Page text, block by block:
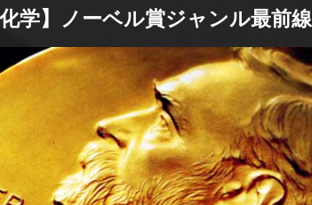
学】ノーベル賞ジャンル最前線